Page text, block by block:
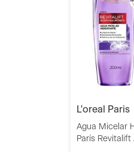
l'oreal paris
Agua Micelar
París Revitalift